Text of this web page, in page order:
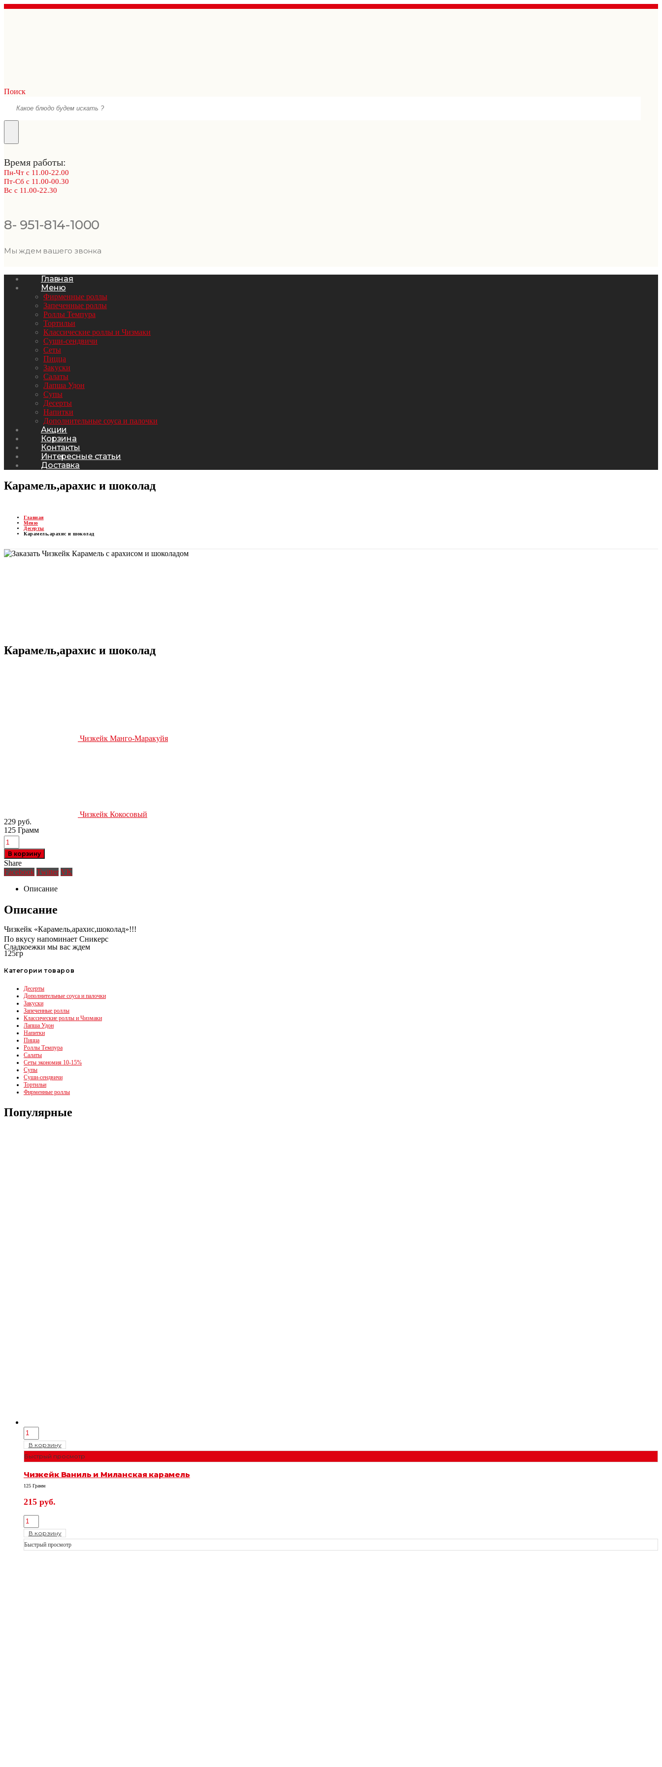
Поиск
Время работы:
Пн-Чт с 11.00-22.00
Пт-Сб с 11.00-00.30
Вс с 11.00-22.30
8- 951-814-1000
Мы ждем вашего звонка
Главная
Меню
Фирменные роллы
Запеченные роллы
Роллы Темпура
Тортильи
Классические роллы и Чизмаки
Суши-сендвичи
Сеты
Пицца
Закуски
Салаты
Лапша Удон
Супы
Десерты
Напитки
Дополнительные соуса и палочки
Акции
Корзина
Контакты
Интересные статьи
Доставка
Карамель,арахис и шоколад
Главная
Меню
Десерты
Карамель,арахис и шоколад
Карамель,арахис и шоколад
Чизкейк Манго-Маракуйя
Чизкейк Кокосовый
229 руб.
125 Грамм
В корзину
Share
Facebook Twitter VK
Описание
Описание
Чизкейк «Карамель,арахис,шоколад»!!!
По вкусу напоминает Сникерс
Сладкоежки мы вас ждем
125гр
Категории товаров
Десерты
Дополнительные соуса и палочки
Закуски
Запеченные роллы
Классические роллы и Чизмаки
Лапша Удон
Напитки
Пицца
Роллы Темпура
Салаты
Сеты экономия 10-15%
Супы
Суши-сендвичи
Тортильи
Фирменные роллы
Популярные
В корзину
Быстрый просмотр
Чизкейк Ваниль и Миланская карамель
125 Грамм
215 руб.
В корзину
Быстрый просмотр